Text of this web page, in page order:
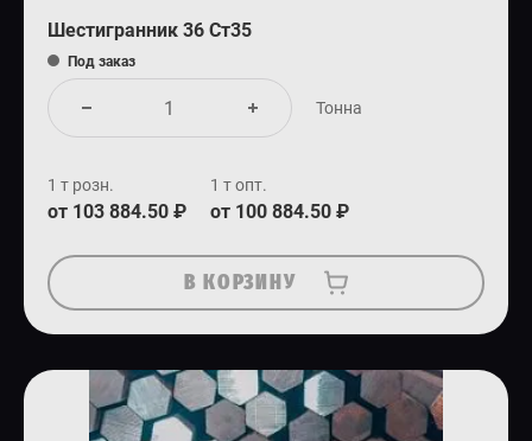
Шестигранник 36 Ст35
Под заказ
Тонна
1 т розн.
от 103 884.50 ₽
1 т опт.
от 100 884.50 ₽
В КОРЗИНУ